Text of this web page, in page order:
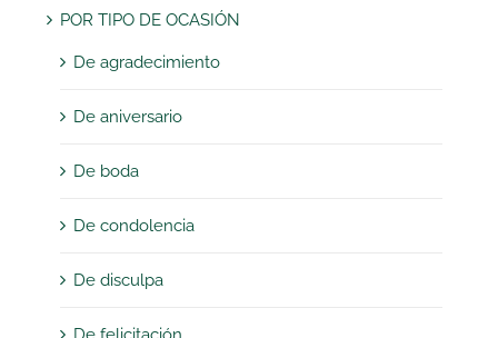
POR TIPO DE OCASIÓN
De agradecimiento
De aniversario
De boda
De condolencia
De disculpa